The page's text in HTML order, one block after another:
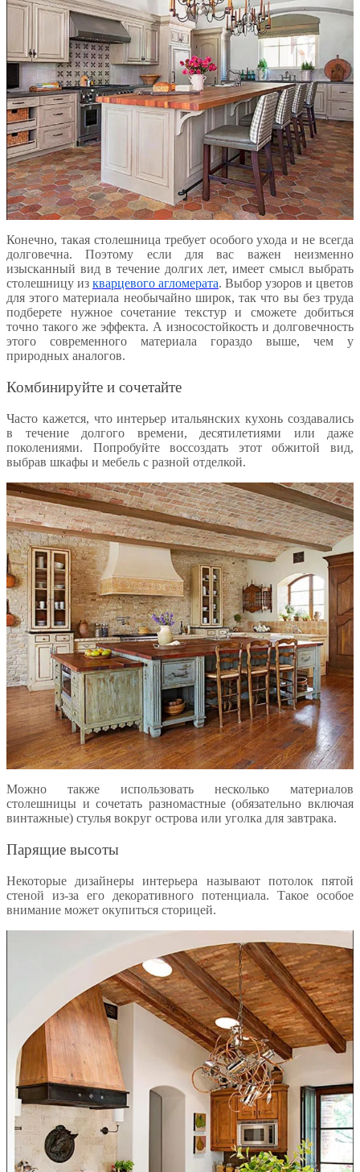
Конечно, такая столешница требует особого ухода и не всегда
долговечна. Поэтому если для вас важен неизменно
изысканный вид в течение долгих лет, имеет смысл выбрать
столешницу из кварцевого агломерата. Выбор узоров и цветов
для этого материала необычайно широк, так что вы без труда
подберете нужное сочетание текстур и сможете добиться
точно такого же эффекта. А износостойкость и долговечность
этого современного материала гораздо выше, чем у
природных аналогов.
Комбинируйте и сочетайте
Часто кажется, что интерьер итальянских кухонь создавались
в течение долгого времени, десятилетиями или даже
поколениями. Попробуйте воссоздать этот обжитой вид,
выбрав шкафы и мебель с разной отделкой.
Можно также использовать несколько материалов
столешницы и сочетать разномастные (обязательно включая
винтажные) стулья вокруг острова или уголка для завтрака.
Парящие высоты
Некоторые дизайнеры интерьера называют потолок пятой
стеной из-за его декоративного потенциала. Такое особое
внимание может окупиться сторицей.